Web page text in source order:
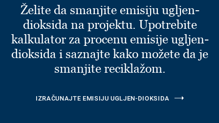
Želite da smanjite emisiju ugljen-
dioksida na projektu. Upotrebite
kalkulator za procenu emisije ugljen-
dioksida i saznajte kako možete da je
smanjite reciklažom.
IZRAČUNAJTE EMISIJU UGLJEN-DIOKSIDA